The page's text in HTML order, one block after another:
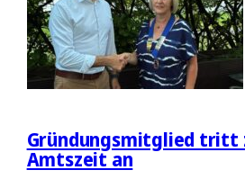
Gründungsmitglied tritt
Amtszeit an